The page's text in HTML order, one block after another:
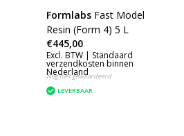
Formlabs Fast Model
Resin (Form 4) 5 L
€445,00
Excl. BTW | Standaard
verzendkosten binnen
Nederland
Nog niet gewaardeerd
LEVERBAAR